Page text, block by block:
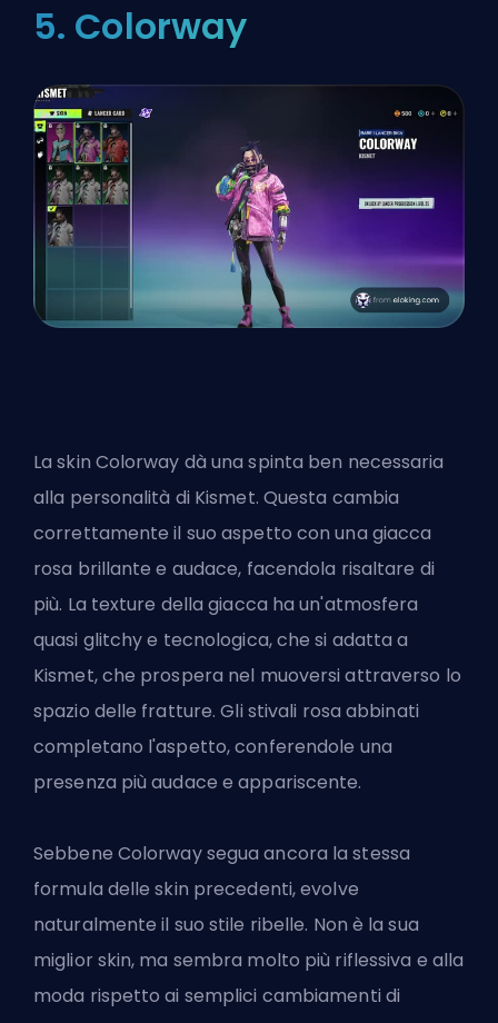
5. Colorway
La skin Colorway dà una spinta ben necessaria
alla personalità di Kismet. Questa cambia
correttamente il suo aspetto con una giacca
rosa brillante e audace, facendola risaltare di
più. La texture della giacca ha un'atmosfera
quasi glitchy e tecnologica, che si adatta a
Kismet, che prospera nel muoversi attraverso lo
spazio delle fratture. Gli stivali rosa abbinati
completano l'aspetto, conferendole una
presenza più audace e appariscente.
Sebbene Colorway segua ancora la stessa
formula delle skin precedenti, evolve
naturalmente il suo stile ribelle. Non è la sua
miglior skin, ma sembra molto più riflessiva e alla
moda rispetto ai semplici cambiamenti di